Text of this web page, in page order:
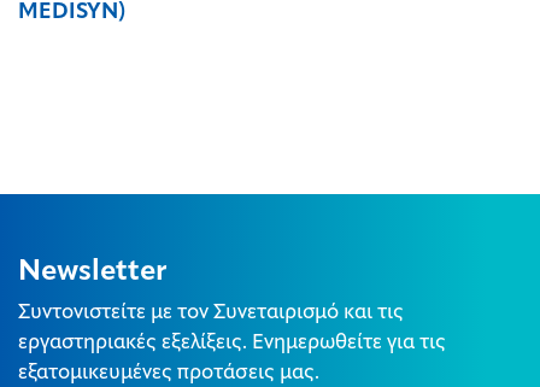
MEDISYN)
Newsletter
Συντονιστείτε με τον Συνεταιρισμό και τις
εργαστηριακές εξελίξεις. Ενημερωθείτε για τις
εξατομικευμένες προτάσεις μας.